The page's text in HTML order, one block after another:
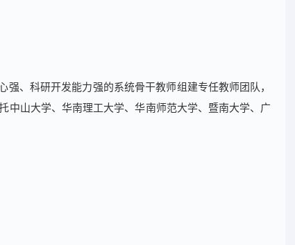
、科研开发能力强的系统骨干教师组建专任教师团队，
中山大学、华南理工大学、华南师范大学、暨南大学、广